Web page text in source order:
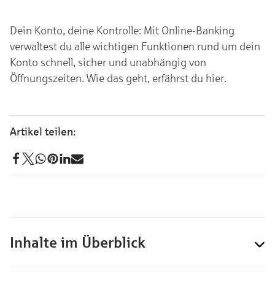
Dein Konto, deine Kontrolle: Mit Online-Banking
verwaltest du alle wichtigen Funktionen rund um dein
Konto schnell, sicher und unabhängig von
Öffnungszeiten. Wie das geht, erfährst du hier.
Inhalte im Überblick